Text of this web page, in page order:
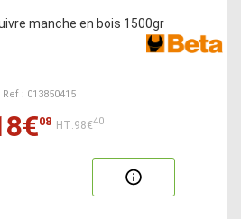
manche en bois 1500gr
Ref : 013850415
08 HT:98€40